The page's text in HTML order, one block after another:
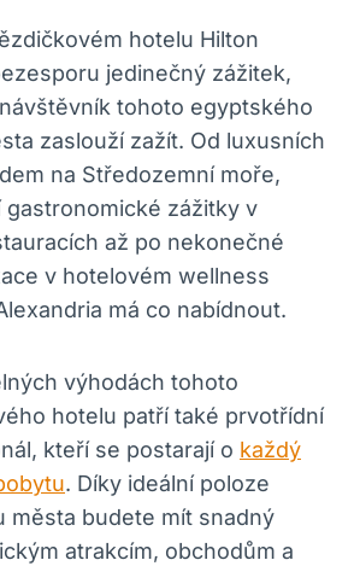
hotelu Hilton
jedinečný zážitek,
tohoto egyptského
zaslouží zažít. Od luxusních
na Středozemní moře,
zážitky v
až po nekonečné
v hotelovém wellness
má co nabídnout.
výhodách tohoto
hotelu patří také prvotřídní
kteří se postarají o každý
. Díky ideální poloze
města budete mít snadný
atrakcím, obchodům a